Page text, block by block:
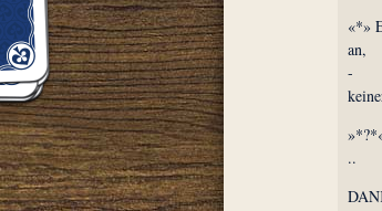
«*»
an,
-
..